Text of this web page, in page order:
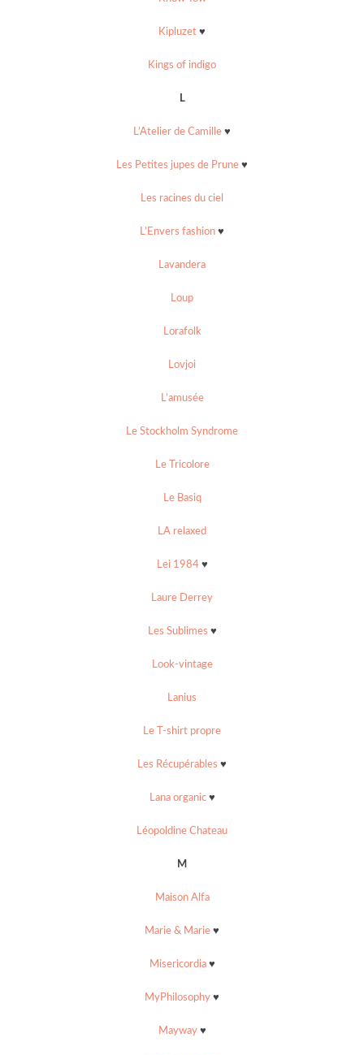
Kipluzet ♥
Kings of indigo
L
L’Atelier de Camille ♥
Les Petites jupes de Prune ♥
Les racines du ciel
L’Envers fashion ♥
Lavandera
Loup
Lorafolk
Lovjoi
L’amusée
Le Stockholm Syndrome
Le Tricolore
Le Basiq
LA relaxed
Lei 1984 ♥
Laure Derrey
Les Sublimes ♥
Look-vintage
Lanius
Le T-shirt propre
Les Récupérables ♥
Lana organic♥
Léopoldine Chateau
M
Maison Alfa
Marie & Marie ♥
Misericordia♥
MyPhilosophy ♥
Mayway♥